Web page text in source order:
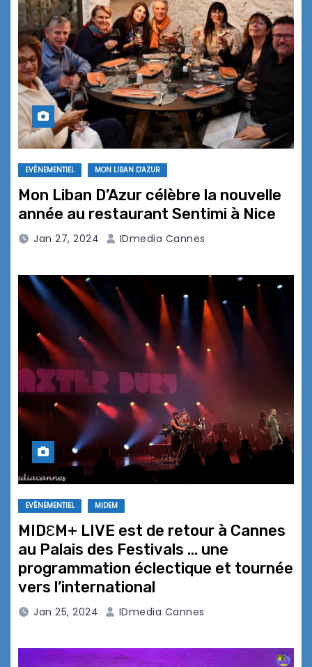
EVÉNEMENTIEL MON LIBAN D'AZUR
Mon Liban D’Azur célèbre la nouvelle
année au restaurant Sentimi à Nice
Jan 27, 2024 IDmedia Cannes
EVÉNEMENTIEL MIDEM
MIDƐM+ LIVE est de retour à Cannes
au Palais des Festivals … une
programmation éclectique et tournée
vers l’international
Jan 25, 2024 IDmedia Cannes